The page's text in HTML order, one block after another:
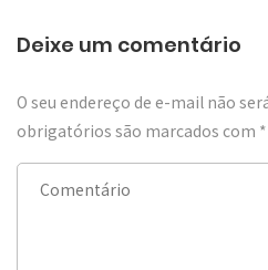
Deixe um comentário
O seu endereço de e-mail não
obrigatórios são marcados com *